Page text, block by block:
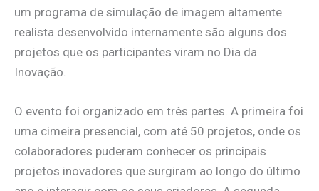
um programa de simulação de imagem altamente
realista desenvolvido internamente são alguns dos
projetos que os participantes viram no Dia da
Inovação.
O evento foi organizado em três partes. A primeira foi
uma cimeira presencial, com até 50 projetos, onde os
colaboradores puderam conhecer os principais
projetos inovadores que surgiram ao longo do último